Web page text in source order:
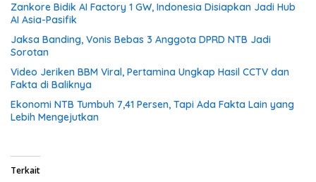
Zankore Bidik AI Factory 1 GW, Indonesia Disiapkan Jadi Hub
AI Asia-Pasifik
Jaksa Banding, Vonis Bebas 3 Anggota DPRD NTB Jadi
Sorotan
Video Jeriken BBM Viral, Pertamina Ungkap Hasil CCTV dan
Fakta di Baliknya
Ekonomi NTB Tumbuh 7,41 Persen, Tapi Ada Fakta Lain yang
Lebih Mengejutkan
Terkait